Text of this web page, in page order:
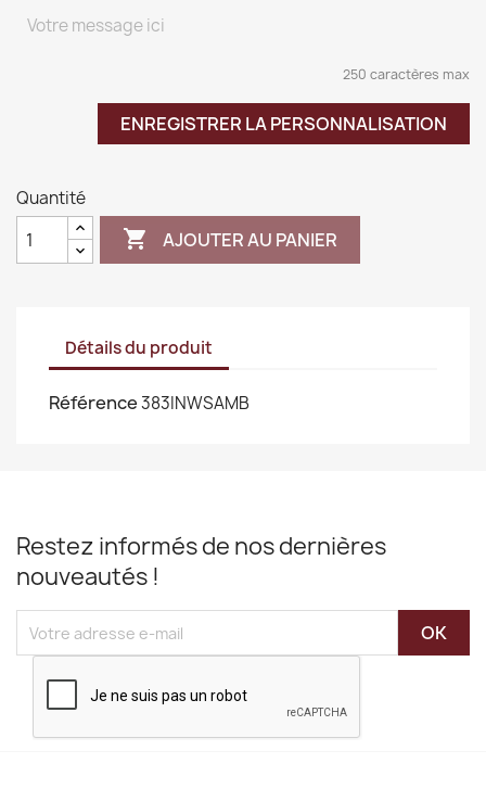
250 caractères max
ENREGISTRER LA PERSONNALISATION
Quantité
 AJOUTER AU PANIER
Détails du produit
Référence383INWSAMB
Restez informés de nos dernières
nouveautés !